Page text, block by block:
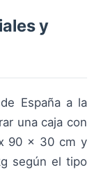
y
España a la
una caja con
90 x 30 cm y
según el tipo